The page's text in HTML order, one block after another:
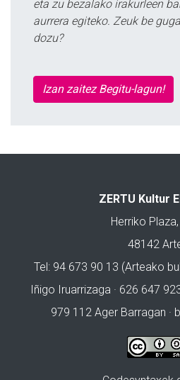
eta zu bezalako irakurleen
aurrera egiteko. Zeuk be
dozu?
Izan zaitez Begitu-lagun!
ZERTU Kultur
Herriko
48142
Tel: 94 673 90 13 (Arteako
Iñigo Iruarrizaga · 626 647
979 112 Ager Barragan ·